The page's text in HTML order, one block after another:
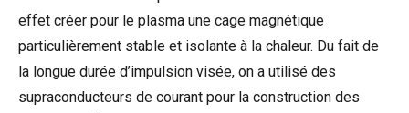
effet créer pour le plasma une cage magnétique
particulièrement stable et isolante à la chaleur. Du fait de
la longue durée d’impulsion visée, on a utilisé des
supraconducteurs de courant pour la construction des